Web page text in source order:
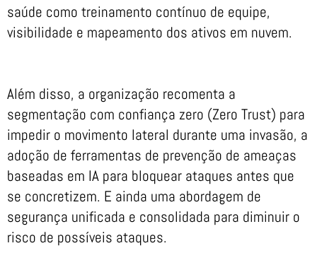
saúde como treinamento contínuo de equipe,
visibilidade e mapeamento dos ativos em nuvem.
Além disso, a organização recomenta a
segmentação com confiança zero (Zero Trust) para
impedir o movimento lateral durante uma invasão, a
adoção de ferramentas de prevenção de ameaças
baseadas em IA para bloquear ataques antes que
se concretizem. E ainda uma abordagem de
segurança unificada e consolidada para diminuir o
risco de possíveis ataques.